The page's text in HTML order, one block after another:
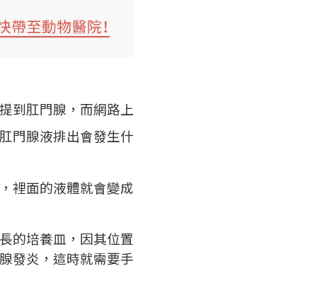
到肛門腺，而網路上
門腺液排出會發生什
裡面的液體就會變成
的培養皿，因其位置
發炎，這時就需要手